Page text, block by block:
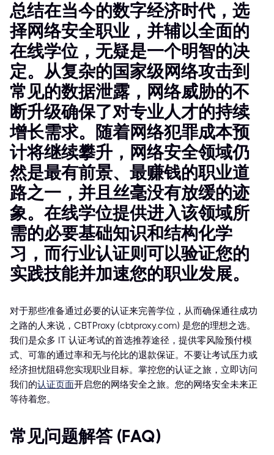
总结在当今的数字经济时代，选
择网络安全职业，并辅以全面的
在线学位，无疑是一个明智的决
定。从复杂的国家级网络攻击到
常见的数据泄露，网络威胁的不
断升级确保了对专业人才的持续
增长需求。随着网络犯罪成本预
计将继续攀升，网络安全领域仍
然是最有前景、最赚钱的职业道
路之一，并且丝毫没有放缓的迹
象。在线学位提供进入该领域所
需的必要基础知识和结构化学
习，而行业认证则可以验证您的
实践技能并加速您的职业发展。
对于那些准备通过必要的认证来完善学位，从而确保通往成功
之路的人来说，CBTProxy (cbtproxy.com) 是您的理想之选。
我们是众多 IT 认证考试的首选推荐途径，提供零风险预付模
式、可靠的通过率和无与伦比的退款保证。不要让考试压力或
经济担忧阻碍您实现职业目标。掌控您的认证之旅，立即访问
我们的认证页面开启您的网络安全之旅。您的网络安全未来正
等待着您。
常见问题解答 (FAQ)